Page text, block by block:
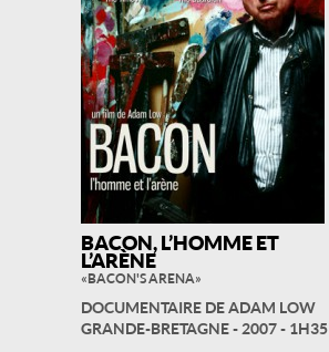
BACON, L’HOMME ET
L’ARÈNE
« BACON'S ARENA »
DOCUMENTAIRE DE ADAM LOW
GRANDE-BRETAGNE - 2007 - 1H35